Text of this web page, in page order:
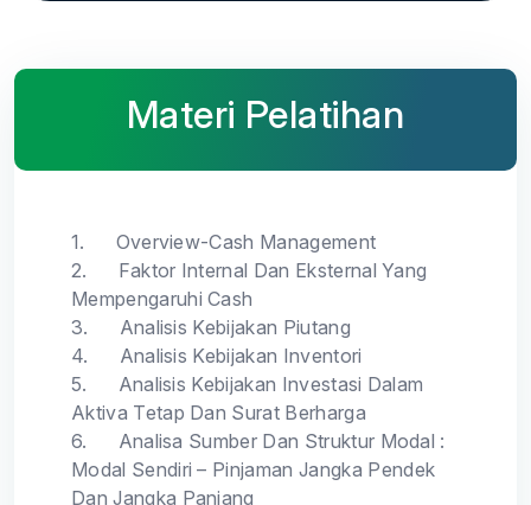
Materi Pelatihan
1.
Overview-Cash Management
2.
Faktor Internal Dan Eksternal Yang
Mempengaruhi Cash
3.
Analisis Kebijakan Piutang
4.
Analisis Kebijakan Inventori
5.
Analisis Kebijakan Investasi Dalam
Aktiva Tetap Dan Surat Berharga
6.
Analisa Sumber Dan Struktur Modal :
Modal Sendiri – Pinjaman Jangka Pendek
Dan Jangka Panjang